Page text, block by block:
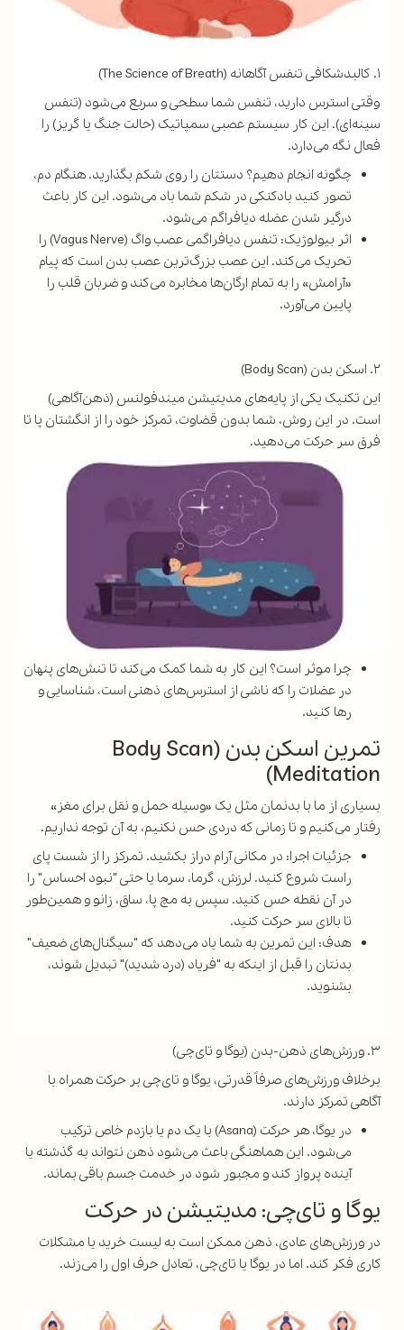
۱. کالبدشکافی تنفس آگاهانه (The Science of Breath)
وقتی استرس دارید، تنفس شما سطحی و سریع می‌شود (تنفس
سینه‌ای). این کار سیستم عصبی سمپاتیک (حالت جنگ یا گریز) را
فعال نگه می‌دارد.
چگونه انجام دهیم؟ دستتان را روی شکم بگذارید. هنگام دم،
تصور کنید بادکنکی در شکم شما باد می‌شود. این کار باعث
درگیر شدن عضله دیافراگم می‌شود.
اثر بیولوژیک: تنفس دیافراگمی عصب واگ (Vagus Nerve) را
تحریک می‌کند. این عصب بزرگ‌ترین عصب بدن است که پیام
«آرامش» را به تمام ارگان‌ها مخابره می‌کند و ضربان قلب را
پایین می‌آورد.
۲. اسکن بدن (Body Scan)
این تکنیک یکی از پایه‌های مدیتیشن میندفولنس (ذهن‌آگاهی)
است. در این روش، شما بدون قضاوت، تمرکز خود را از انگشتان پا تا
فرق سر حرکت می‌دهید.
چرا موثر است؟ این کار به شما کمک می‌کند تا تنش‌های پنهان
در عضلات را که ناشی از استرس‌های ذهنی است، شناسایی و
رها کنید.
تمرین اسکن بدن (Body Scan
Meditation)
بسیاری از ما با بدنمان مثل یک «وسیله حمل و نقل برای مغز»
رفتار می‌کنیم و تا زمانی که دردی حس نکنیم، به آن توجه نداریم.
جزئیات اجرا: در مکانی آرام دراز بکشید. تمرکز را از شست پای
راست شروع کنید. لرزش، گرما، سرما یا حتی "نبود احساس" را
در آن نقطه حس کنید. سپس به مچ پا، ساق، زانو و همین‌طور
تا بالای سر حرکت کنید.
هدف: این تمرین به شما یاد می‌دهد که "سیگنال‌های ضعیف"
بدنتان را قبل از اینکه به "فریاد (درد شدید)" تبدیل شوند،
بشنوید.
۳. ورزش‌های ذهن-بدن (یوگا و تای‌چی)
برخلاف ورزش‌های صرفاً قدرتی، یوگا و تای‌چی بر حرکت همراه با
آگاهی تمرکز دارند.
در یوگا، هر حرکت (Asana) با یک دم یا بازدم خاص ترکیب
می‌شود. این هماهنگی باعث می‌شود ذهن نتواند به گذشته یا
آینده پرواز کند و مجبور شود در خدمت جسم باقی بماند.
یوگا و تای‌چی: مدیتیشن در حرکت
در ورزش‌های عادی، ذهن ممکن است به لیست خرید یا مشکلات
کاری فکر کند. اما در یوگا یا تای‌چی، تعادل حرف اول را می‌زند.